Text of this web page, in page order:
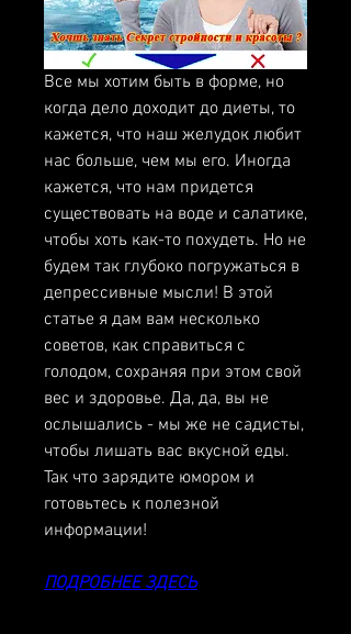
Все мы хотим быть в форме, но
когда дело доходит до диеты, то
кажется, что наш желудок любит
нас больше, чем мы его. Иногда
кажется, что нам придется
существовать на воде и салатике,
чтобы хоть как-то похудеть. Но не
будем так глубоко погружаться в
депрессивные мысли! В этой
статье я дам вам несколько
советов, как справиться с
голодом, сохраняя при этом свой
вес и здоровье. Да, да, вы не
ослышались - мы же не садисты,
чтобы лишать вас вкусной еды.
Так что зарядите юмором и
готовьтесь к полезной
информации!
ПОДРОБНЕЕ ЗДЕСЬ